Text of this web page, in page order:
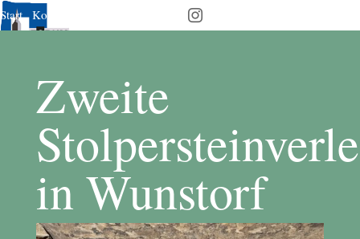
Start Kontakt 
Zweite
in Wunstorf